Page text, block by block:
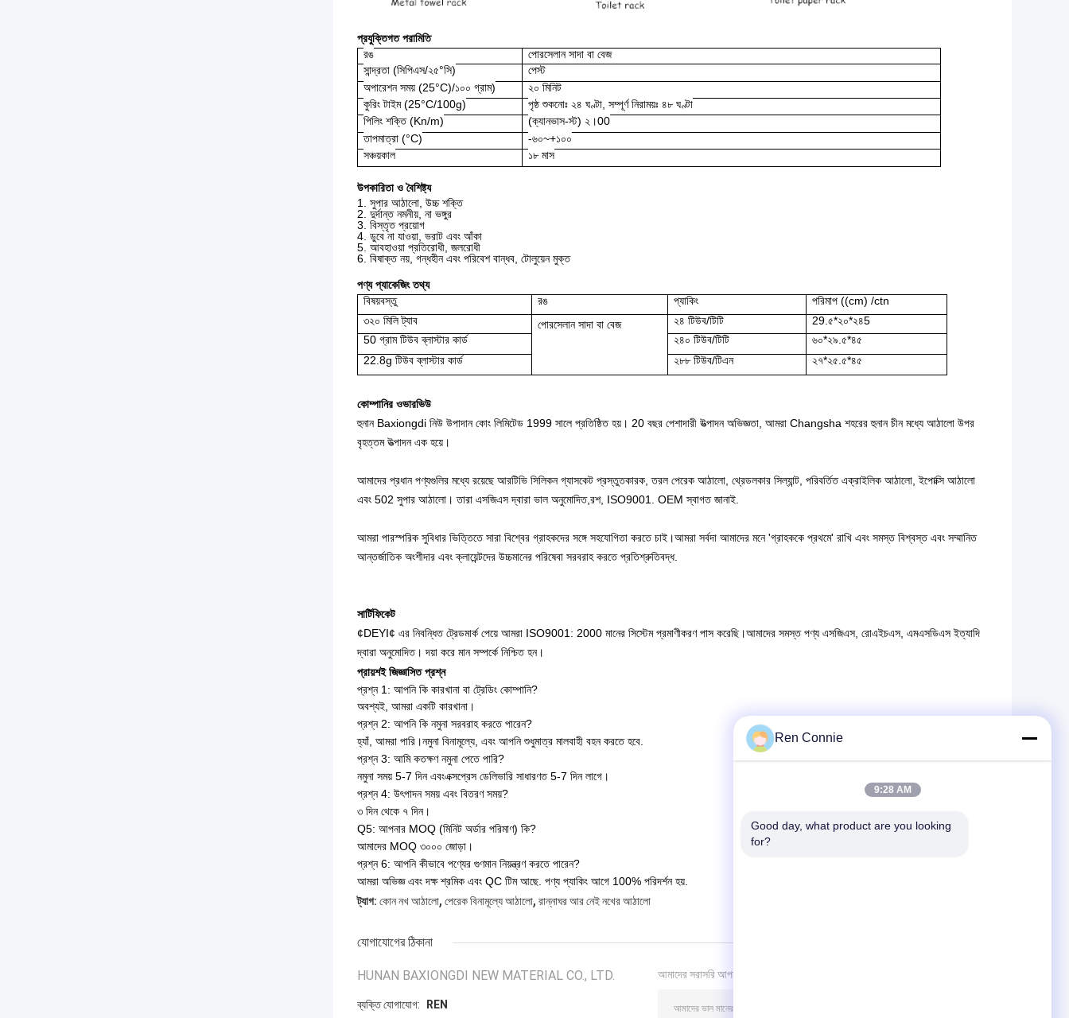
প্রযুক্তিগত পরামিতি
রঙ
পোরসেলান সাদা বা বেজ
সান্দ্রতা (সিপিএস/২৫°সি)
পেস্ট
অপারেশন সময় (25°C)/১০০ গ্রাম)
২০ মিনিট
কুরিং টাইম (25°C/100g)
পৃষ্ঠ শুকনোঃ ২৪ ঘণ্টা, সম্পূর্ণ নিরাময়ঃ ৪৮ ঘণ্টা
পিলিং শক্তি (Kn/m)
(ক্যানভাস-স্ট) ২।00
তাপমাত্রা (°C)
-৬০~+১০০
সঞ্চয়কাল
১৮ মাস
উপকারিতা ও বৈশিষ্ট্য
1. সুপার আঠালো, উচ্চ শক্তি
2. দুর্দান্ত নমনীয়, না ভঙ্গুর
3. বিস্তৃত প্রয়োগ
4. ডুবে না যাওয়া, ভরাট এবং আঁকা
5. আবহাওয়া প্রতিরোধী, জলরোধী
6. বিষাক্ত নয়, গন্ধহীন এবং পরিবেশ বান্ধব, টোলুয়েন মুক্ত
পণ্য প্যাকেজিং তথ্য
বিষয়বস্তু
রঙ প্যাকিং
পরিমাপ ((cm) /ctn
৩২০ মিলি ট্যাব
পোরসেলান সাদা বা বেজ ২৪ টিউব/টিটি
29.৫*২০*২৪5
50 গ্রাম টিউব ব্লাস্টার কার্ড
২৪০ টিউব/টিটি
৬০*২৯.৫*৪৫
22.8g টিউব ব্লাস্টার কার্ড
২৮৮ টিউব/টিএন ২৭*২৫.৫*৪৫
কোম্পানির ওভারভিউ
হুনান Baxiongdi নিউ উপাদান কোং লিমিটেড 1999 সালে প্রতিষ্ঠিত হয়। 20 বছর পেশাদারী উত্পাদন অভিজ্ঞতা, আমরা Changsha শহরের হুনান চীন মধ্যে আঠালো উপর
বৃহত্তম উত্পাদন এক হয়ে।
আমাদের প্রধান পণ্যগুলির মধ্যে রয়েছে আরটিভি সিলিকন গ্যাসকেট প্রস্তুতকারক, তরল পেরেক আঠালো, থ্রেডলকার সিল্যান্ট, পরিবর্তিত এক্রাইলিক আঠালো, ইপোক্সি আঠালো
এবং 502 সুপার আঠালো। তারা এসজিএস দ্বারা ভাল অনুমোদিত,রশ, ISO9001. OEM স্বাগত জানাই.
আমরা পারস্পরিক সুবিধার ভিত্তিতে সারা বিশ্বের গ্রাহকদের সঙ্গে সহযোগিতা করতে চাই।আমরা সর্বদা আমাদের মনে 'গ্রাহককে প্রথমে' রাখি এবং সমস্ত বিশ্বস্ত এবং সম্মানিত
আন্তর্জাতিক অংশীদার এবং ক্লায়েন্টদের উচ্চমানের পরিষেবা সরবরাহ করতে প্রতিশ্রুতিবদ্ধ.
সার্টিফিকেট
¢DEYI¢ এর নিবন্ধিত ট্রেডমার্ক পেয়ে আমরা ISO9001: 2000 মানের সিস্টেম প্রমাণীকরণ পাস করেছি।আমাদের সমস্ত পণ্য এসজিএস, রোএইচএস, এমএসডিএস ইত্যাদি
দ্বারা অনুমোদিত। দয়া করে মান সম্পর্কে নিশ্চিত হন।
প্রায়শই জিজ্ঞাসিত প্রশ্ন
প্রশ্ন 1: আপনি কি কারখানা বা ট্রেডিং কোম্পানি?
অবশ্যই, আমরা একটি কারখানা।
প্রশ্ন 2: আপনি কি নমুনা সরবরাহ করতে পারেন?
হ্যাঁ, আমরা পারি।নমুনা বিনামূল্যে, এবং আপনি শুধুমাত্র মালবাহী বহন করতে হবে.
প্রশ্ন 3: আমি কতক্ষণ নমুনা পেতে পারি?
নমুনা সময় 5-7 দিন এবংএক্সপ্রেস ডেলিভারি সাধারণত 5-7 দিন লাগে।
প্রশ্ন 4: উৎপাদন সময় এবং বিতরণ সময়?
৩ দিন থেকে ৭ দিন।
Q5: আপনার MOQ (মিনিট অর্ডার পরিমাণ) কি?
আমাদের MOQ ৩০০০ জোড়া।
প্রশ্ন 6: আপনি কীভাবে পণ্যের গুণমান নিয়ন্ত্রণ করতে পারেন?
আমরা অভিজ্ঞ এবং দক্ষ শ্রমিক এবং QC টিম আছে. পণ্য প্যাকিং আগে 100% পরিদর্শন হয়.
ট্যাগ: কোন নখ আঠালো, পেরেক বিনামূল্যে আঠালো, রান্নাঘর আর নেই নখের আঠালো
যোগাযোগের ঠিকানা
HUNAN BAXIONGDI NEW MATERIAL CO., LTD.
ব্যক্তি যোগাযোগ: REN
আমাদের সরাসরি আপনার তদন্ত পাঠান
Ren Connie
9:28 AM
Good day, what product are you looking
for?